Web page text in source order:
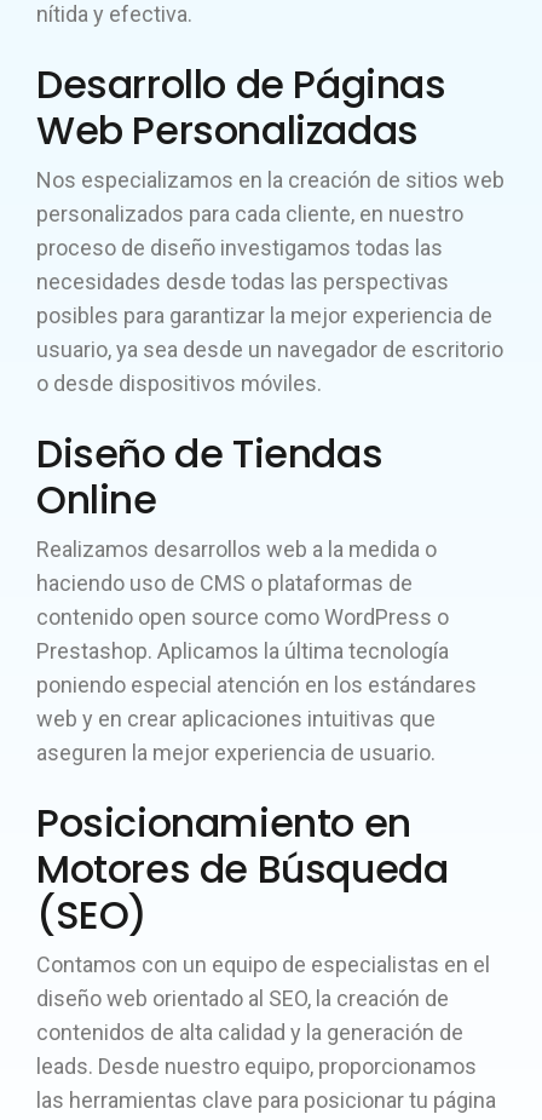
nítida y efectiva.
Desarrollo de Páginas
Web Personalizadas
Nos especializamos en la creación de sitios web
personalizados para cada cliente, en nuestro
proceso de diseño investigamos todas las
necesidades desde todas las perspectivas
posibles para garantizar la mejor experiencia de
usuario, ya sea desde un navegador de escritorio
o desde dispositivos móviles.
Diseño de Tiendas
Online
Realizamos desarrollos web a la medida o
haciendo uso de CMS o plataformas de
contenido open source como WordPress o
Prestashop. Aplicamos la última tecnología
poniendo especial atención en los estándares
web y en crear aplicaciones intuitivas que
aseguren la mejor experiencia de usuario.
Posicionamiento en
Motores de Búsqueda
(SEO)
Contamos con un equipo de especialistas en el
diseño web orientado al SEO, la creación de
contenidos de alta calidad y la generación de
leads. Desde nuestro equipo, proporcionamos
las herramientas clave para posicionar tu página